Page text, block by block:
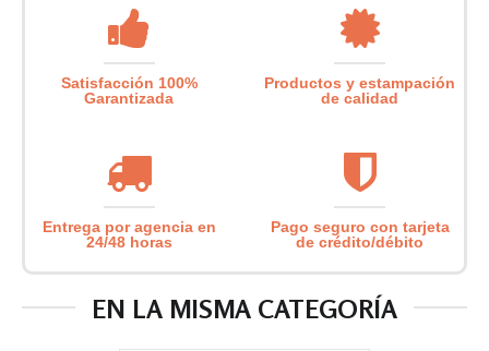
Satisfacción 100%
Garantizada
Productos y estampación
de calidad
Entrega por agencia en
24/48 horas
Pago seguro con tarjeta
de crédito/débito
EN LA MISMA CATEGORÍA